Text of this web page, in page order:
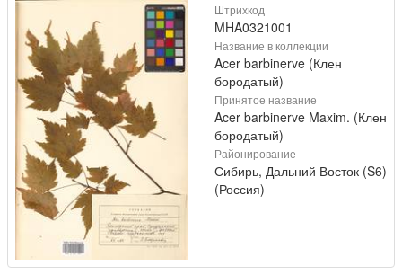
Штрихкод
MHA0321001
Название в коллекции
Acer barbinerve (Клен
бородатый)
Принятое название
Acer barbinerve Maxim. (Клен
бородатый)
Районирование
Сибирь, Дальний Восток (S6)
(Россия)